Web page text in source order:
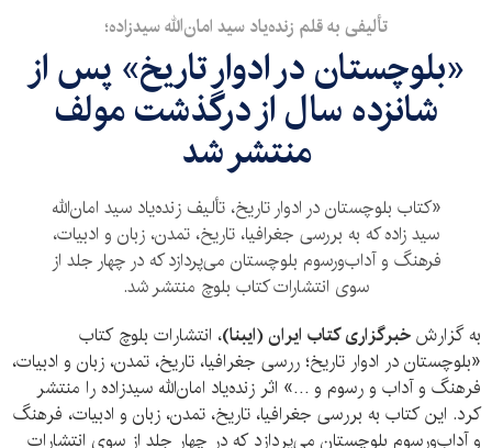
تألیفی به قلم زنده‌یاد سید امان‌الله سیدزاده؛
«بلوچستان در ادوار تاریخ» پس از
شانزده سال از درگذشت مولف
منتشر شد
«کتاب بلوچستان در ادوار تاریخ، تألیف زنده‌یاد سید امان‌الله
سید زاده که به بررسی جغرافیا، تاریخ، تمدن، زبان و ادبیات،
فرهنگ و آداب‌ورسوم بلوچستان می‌پردازد که در چهار جلد از
سوی انتشارات کتاب بلوچ منتشر شد.
به گزارشخبرگزاری کتاب ایران (ایبنا)، انتشارات بلوچ کتاب
«بلوچستان در ادوار تاریخ؛ ررسی جغرافیا، تاریخ، تمدن، زبان و ادبیات،
فرهنگ و آداب و رسوم و …» اثر زنده‌یاد امان‌الله سیدزاده را منتشر
کرد. این کتاب به بررسی جغرافیا، تاریخ، تمدن، زبان و ادبیات، فرهنگ
و آداب‌ورسوم بلوچستان می‌پردازد که در چهار جلد از سوی انتشارات